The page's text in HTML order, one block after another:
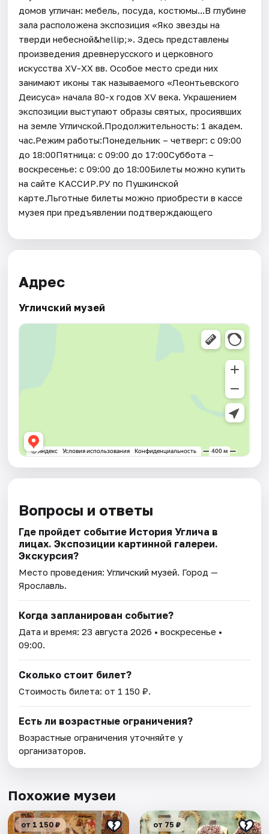
домов угличан: мебель, посуда, костюмы...В глубине
зала расположена экспозиция «Яко звезды на
тверди небесной&hellip;». Здесь представлены
произведения древнерусского и церковного
искусства XV-XX вв. Особое место среди них
занимают иконы так называемого «Леонтьевского
Деисуса» начала 80-х годов XV века. Украшением
экспозиции выступают образы святых, просиявших
на земле Угличской.Продолжительность: 1 академ.
час.Режим работы:Понедельник – четверг: с 09:00
до 18:00Пятница: с 09:00 до 17:00Суббота –
воскресенье: с 09:00 до 18:00Билеты можно купить
на сайте КАССИР.РУ по Пушкинской
карте.Льготные билеты можно приобрести в кассе
музея при предъявлении подтверждающего
Адрес
Угличский музей
Вопросы и ответы
Где пройдет событие История Углича в
лицах. Экспозиции картинной галереи.
Экскурсия?
Место проведения:Угличский музей. Город —
Ярославль.
Когда запланирован событие?
Дата и время:23 августа 2026 • воскресенье •
09:00.
Сколько стоит билет?
Стоимость билета: от 1 150 ₽.
Есть ли возрастные ограничения?
Возрастные ограничения уточняйте у
организаторов.
Похожие музеи
от 1 150 ₽ от 75 ₽